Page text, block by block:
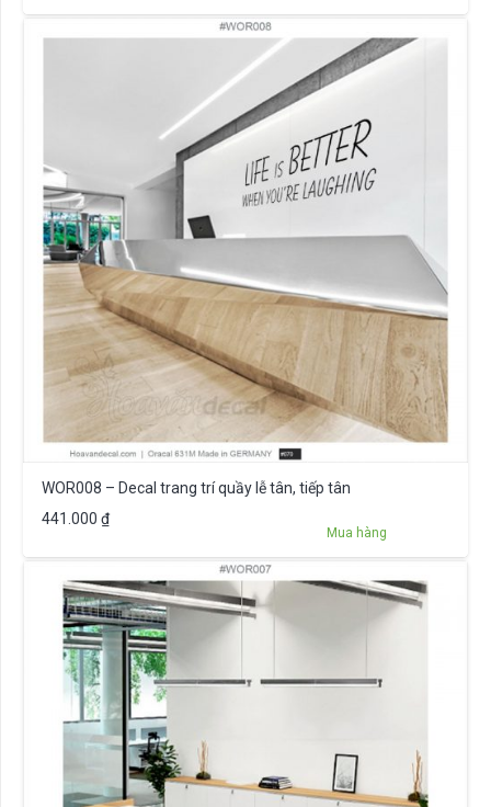
WOR008 – Decal trang trí quầy lễ tân, tiếp tân
441.000 ₫
Mua hàng